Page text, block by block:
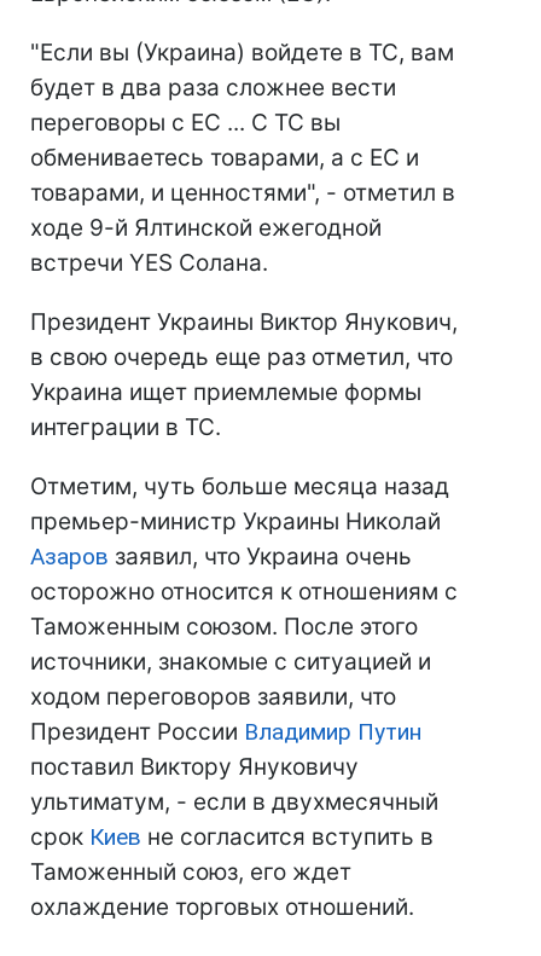
"Если вы (Украина) войдете в ТС, вам
будет в два раза сложнее вести
переговоры с ЕС ... С ТС вы
обмениваетесь товарами, а с ЕС и
товарами, и ценностями", - отметил в
ходе 9-й Ялтинской ежегодной
встречи YES Солана.
Президент Украины Виктор Янукович,
в свою очередь еще раз отметил, что
Украина ищет приемлемые формы
интеграции в ТС.
Отметим, чуть больше месяца назад
премьер-министр Украины Николай
Азаров заявил, что Украина очень
осторожно относится к отношениям с
Таможенным союзом. После этого
источники, знакомые с ситуацией и
ходом переговоров заявили, что
Президент России Владимир Путин
поставил Виктору Януковичу
ультиматум, - если в двухмесячный
срок Киев не согласится вступить в
Таможенный союз, его ждет
охлаждение торговых отношений.